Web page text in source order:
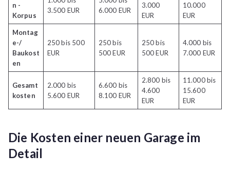
n -
Korpus
3.500 EUR
6.000 EUR
3.000
EUR
10.000
EUR
Montag
e-/
Baukost
en
250 bis 500
EUR
250 bis
500 EUR
250 bis
500 EUR
4.000 bis
7.000 EUR
Gesamt
kosten
2.000 bis
5.600 EUR
6.600 bis
8.100 EUR
2.800 bis
4.600
EUR
11.000 bis
15.600
EUR
Die Kosten einer neuen Garage im
Detail